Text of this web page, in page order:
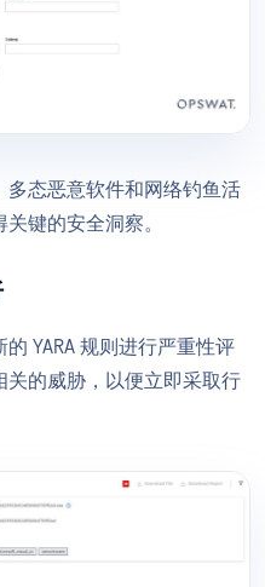
多态恶意软件和网络钓鱼活
键的安全洞察。
的 YARA 规则进行严重性评
的威胁，以便立即采取行